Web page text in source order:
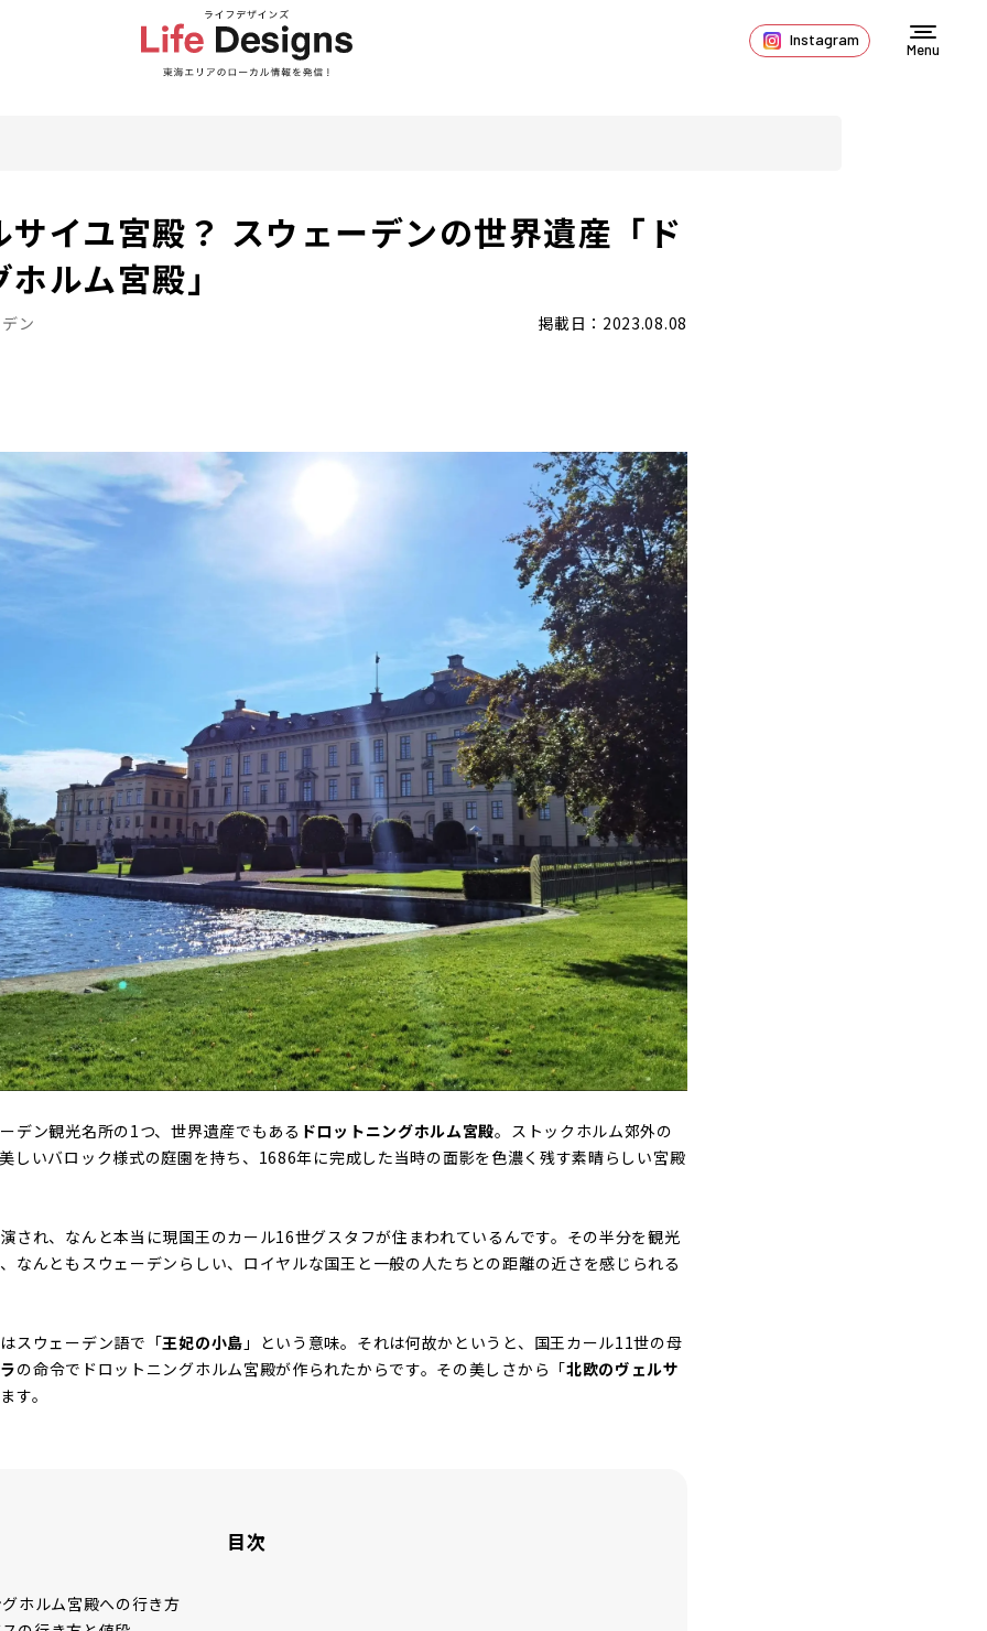
Instagram
Menu
イユ宮殿？ スウェーデンの世界遺産「ド
ルム宮殿」
ン 掲載日：2023.08.08
デン観光名所の1つ、世界遺産でもある ドロットニングホルム宮殿。ストックホルム郊外の
しいバロック様式の庭園を持ち、1686年に完成した当時の面影を色濃く残す素晴らしい宮殿
され、なんと本当に現国王のカール16世グスタフが住まわれているんです。その半分を観光
なんともスウェーデンらしい、ロイヤルな国王と一般の人たちとの距離の近さを感じられる
スウェーデン語で「王妃の小島 」という意味。それは何故かというと、国王カール11世の母
の命令でドロットニングホルム宮殿が作られたからです。その美しさから「北欧のヴェルサ
す。
目次
ホルム宮殿への行き方